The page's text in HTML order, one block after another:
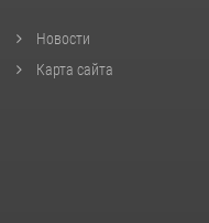
Новости
Карта сайта